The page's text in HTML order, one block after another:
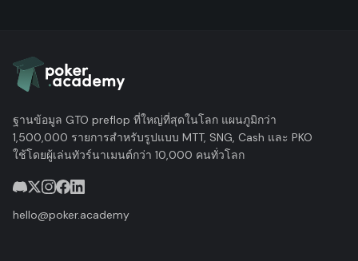
ฐานข้อมูล GTO preflop ที่ใหญ่ที่สุดในโลก แผนภูมิกว่า
1,500,000 รายการสำหรับรูปแบบ MTT, SNG, Cash และ PKO
ใช้โดยผู้เล่นทัวร์นาเมนต์กว่า 10,000 คนทั่วโลก
hello@poker.academy